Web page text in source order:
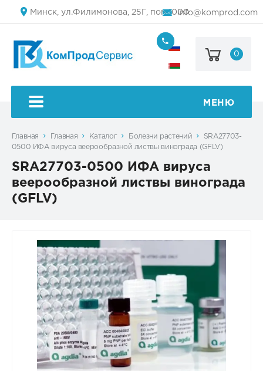
Минск, ул.Филимонова, 25Г, пом.1000info@komprod.com
(499)
444-
50
0
МЕНЮ
Главная Главная Каталог Болезни растений
SRA27703-
0500 ИФА вируса веерообразной листвы винограда (GFLV)
SRA27703-0500 ИФА вируса
веерообразной листвы винограда
(GFLV)